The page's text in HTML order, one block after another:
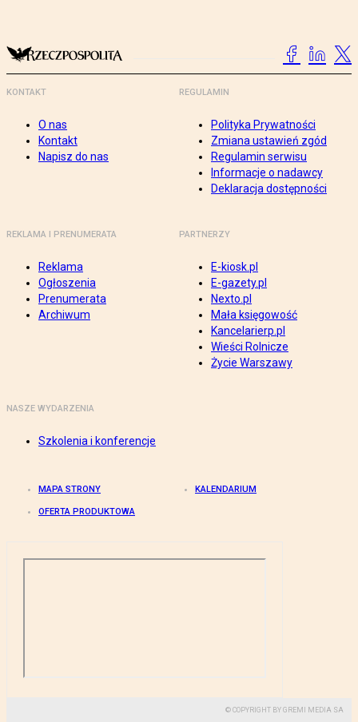
KONTAKT
O nas
Kontakt
Napisz do nas
REGULAMIN
Polityka Prywatności
Zmiana ustawień zgód
Regulamin serwisu
Informacje o nadawcy
Deklaracja dostępności
REKLAMA I PRENUMERATA
Reklama
Ogłoszenia
Prenumerata
Archiwum
PARTNERZY
E-kiosk.pl
E-gazety.pl
Nexto.pl
Mała księgowość
Kancelarierp.pl
Wieści Rolnicze
Życie Warszawy
NASZE WYDARZENIA
Szkolenia i konferencje
MAPA STRONY KALENDARIUM
OFERTA PRODUKTOWA
© COPYRIGHT BY GREMI MEDIA SA